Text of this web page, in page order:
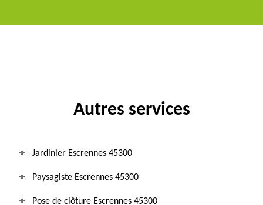
Autres services
Jardinier Escrennes 45300
Paysagiste Escrennes 45300
Pose de clôture Escrennes 45300